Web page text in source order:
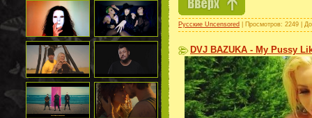
Русские Uncensored | Просмотров: 2249 |
DVJ BAZUKA - My Pussy